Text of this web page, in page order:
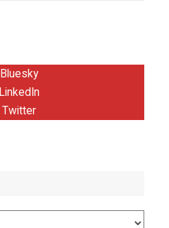
Bluesky
LinkedIn
Twitter